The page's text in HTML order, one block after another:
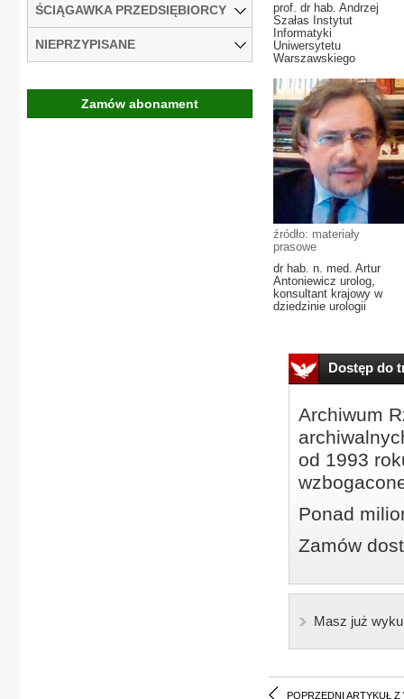
prof. dr hab. Andrzej
Szałas Instytut
Informatyki
Uniwersytetu
Warszawskiego
źródło: materiały
prasowe
dr hab. n. med. Artur
Antoniewicz urolog,
konsultant krajowy w
dziedzinie urologii
Dostęp do
Archiwum
od 1993
Ponad
Zamów
Masz już
POPRZEDNI ARTYKUŁ Z
ŚCIĄGAWKA PRZEDSIĘBIORCY
NIEPRZYPISANE
Zamów abonament